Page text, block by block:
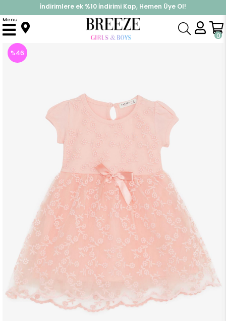
%30 Sepette Yaz İndirimi, Hemen Al!
İndirimlere ek %10 İndirimi Kap, Hemen Üye Ol!
0
Menu
Anasayfa Elbise Modelleri Yazlık Elbise Kız Bebek Elbise Tüllü Nakışlı Fiyonklu Somon (1.5 Yaş)
%46